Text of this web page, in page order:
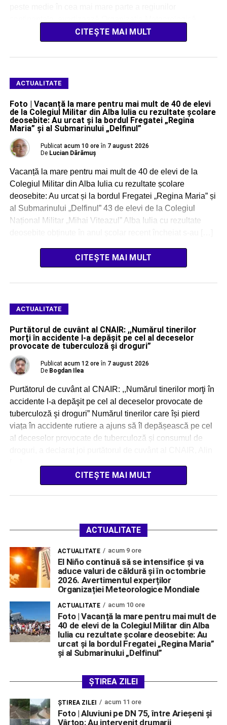
Mondială (OMM). […]CITEȘTE MAI MULT
ACTUALITATE
Foto | Vacanță la mare pentru mai mult de 40 de elevi
de la Colegiul Militar din Alba Iulia cu rezultate școlare
deosebite: Au urcat și la bordul Fregatei „Regina
Maria” și al Submarinului „Delfinul”
Publicat acum 10 ore în 7 august 2026
De Lucian Dărămuș
Vacanță la mare pentru mai mult de 40 de elevi de la
Colegiul Militar din Alba Iulia cu rezultate școlare
deosebite: Au urcat și la bordul Fregatei „Regina Maria” și
al Submarinului „Delfinul” 43 de elevi de la Colegiul
Național Militar „Mihai Viteazul” Alba Iulia cu rezultate
CITEȘTE MAI MULT
ACTUALITATE
Purtătorul de cuvânt al CNAIR: ,,Numărul tinerilor
morţi în accidente l-a depăşit pe cel al deceselor
provocate de tuberculoză şi droguri”
Publicat acum 12 ore în 7 august 2026
De Bogdan Ilea
Purtătorul de cuvânt al CNAIR: ,,Numărul tinerilor morţi în
accidente l-a depăşit pe cel al deceselor provocate de
tuberculoză şi droguri” Numărul tinerilor care își pierd
viața în accidente rutiere a ajuns să îl depășească pe cel
al deceselor provocate de tuberculoză și consumul de
CITEȘTE MAI MULT
ACTUALITATE
ACTUALITATE acum 9 ore
El Niño continuă să se intensifice și va
aduce valuri de căldură și în octombrie
2026. Avertimentul experților
Organizației Meteorologice Mondiale
ACTUALITATE acum 10 ore
Foto | Vacanță la mare pentru mai mult de
40 de elevi de la Colegiul Militar din Alba
Iulia cu rezultate școlare deosebite: Au
urcat și la bordul Fregatei „Regina Maria”
și al Submarinului „Delfinul”
ȘTIREA ZILEI
ŞTIREA ZILEI acum 11 ore
Foto | Aluviuni pe DN 75, între Arieșeni și
Vârtop: Au intervenit drumarii